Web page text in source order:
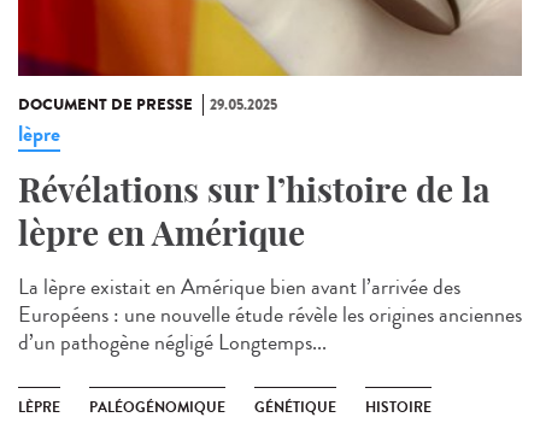
DOCUMENT DE PRESSE 29.05.2025
lèpre
Révélations sur l’histoire de la
lèpre en Amérique
La lèpre existait en Amérique bien avant l’arrivée des
Européens : une nouvelle étude révèle les origines anciennes
d’un pathogène négligé Longtemps...
LÈPRE PALÉOGÉNOMIQUE GÉNÉTIQUE HISTOIRE